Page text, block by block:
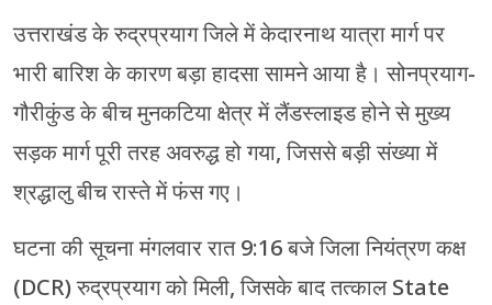
उत्तराखंड के रुद्रप्रयाग जिले में केदारनाथ यात्रा मार्ग पर
भारी बारिश के कारण बड़ा हादसा सामने आया है। सोनप्रयाग-
गौरीकुंड के बीच मुनकटिया क्षेत्र में लैंडस्लाइड होने से मुख्य
सड़क मार्ग पूरी तरह अवरुद्ध हो गया, जिससे बड़ी संख्या में
श्रद्धालु बीच रास्ते में फंस गए।
घटना की सूचना मंगलवार रात 9:16 बजे जिला नियंत्रण कक्ष
(DCR) रुद्रप्रयाग को मिली, जिसके बाद तत्काल State
बागेश्वर
हरिद्वार